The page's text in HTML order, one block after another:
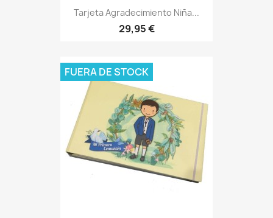
Tarjeta Agradecimiento Niña...
29,95 €
FUERA DE STOCK